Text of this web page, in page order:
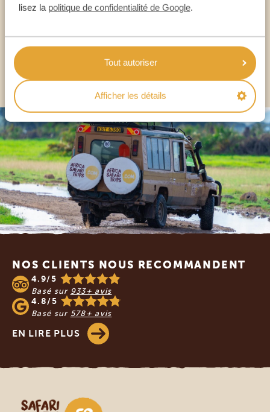
lisez la politique de confidentialité de Google.
Tout autoriser
Afficher les détails
FR:+33 2 57 88 00 88
Footer
NOS CLIENTS NOUS RECOMMANDENT
4.9/5
Basé sur 933+ avis
4.8/5
Basé sur 578+ avis
EN LIRE PLUS
Safari en Afrique